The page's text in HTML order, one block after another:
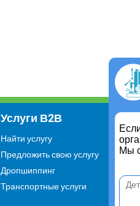
Мы
Услуги В2В
Найти услугу
Предложить свою услугу
Дропшиппинг
Транспортные услуги